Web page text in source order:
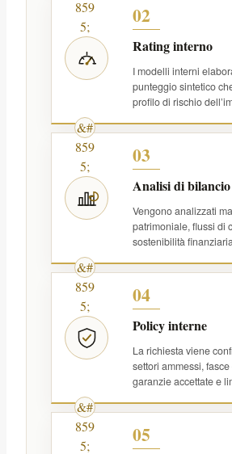
02
Rating interno
I modelli interni
punteggio sintetico
profilo di rischio
03
Analisi di bilancio
Vengono analizzati
patrimoniale, flussi di
sostenibilità
04
Policy interne
La richiesta viene
settori ammessi,
garanzie accettate e
05